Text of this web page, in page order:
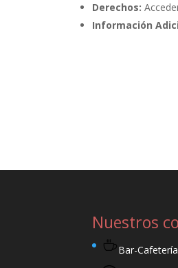
Derechos:
Información
Nuestros
Bar-Cafetería